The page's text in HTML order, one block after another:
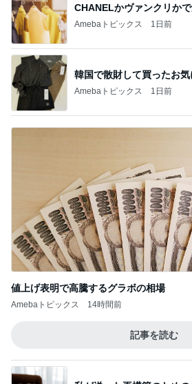
CHANELかヴァンクリか
Amebaトピックス 1日前
韓国で散財して買ったお
Amebaトピックス 1日前
値上げ表明で高騰するグラボの相場
Amebaトピックス 14時間前
記事を読む